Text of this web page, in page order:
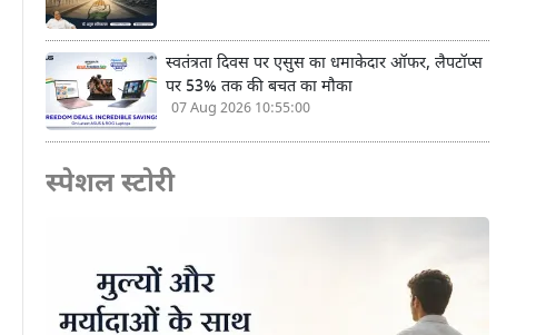
स्वतंत्रता दिवस पर एसुस का धमाकेदार ऑफर, लैपटॉप्स
पर 53% तक की बचत का मौका
07 Aug 2026 10:55:00
स्पेशल स्टोरी